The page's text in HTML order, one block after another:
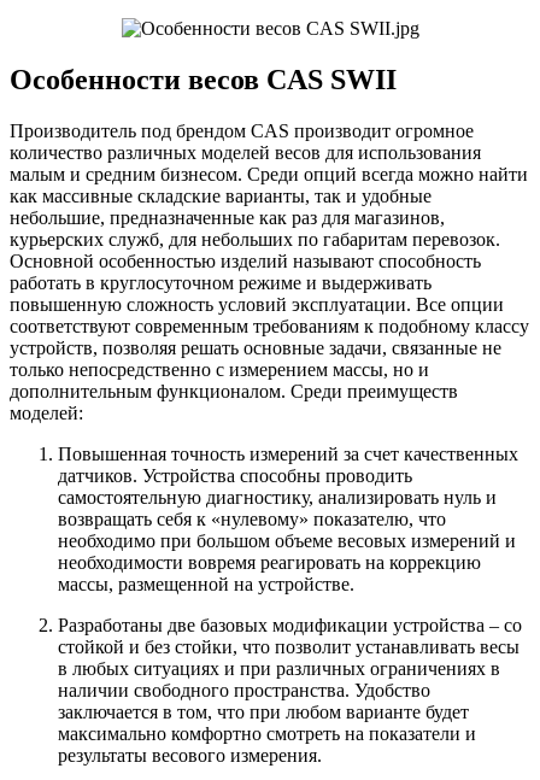
Особенности весов CAS SWII
Производитель под брендом CAS производит огромное
количество различных моделей весов для использования
малым и средним бизнесом. Среди опций всегда можно найти
как массивные складские варианты, так и удобные
небольшие, предназначенные как раз для магазинов,
курьерских служб, для небольших по габаритам перевозок.
Основной особенностью изделий называют способность
работать в круглосуточном режиме и выдерживать
повышенную сложность условий эксплуатации. Все опции
соответствуют современным требованиям к подобному классу
устройств, позволяя решать основные задачи, связанные не
только непосредственно с измерением массы, но и
дополнительным функционалом. Среди преимуществ
моделей:
Повышенная точность измерений за счет качественных
датчиков. Устройства способны проводить
самостоятельную диагностику, анализировать нуль и
возвращать себя к «нулевому» показателю, что
необходимо при большом объеме весовых измерений и
необходимости вовремя реагировать на коррекцию
массы, размещенной на устройстве.
Разработаны две базовых модификации устройства – со
стойкой и без стойки, что позволит устанавливать весы
в любых ситуациях и при различных ограничениях в
наличии свободного пространства. Удобство
заключается в том, что при любом варианте будет
максимально комфортно смотреть на показатели и
результаты весового измерения.